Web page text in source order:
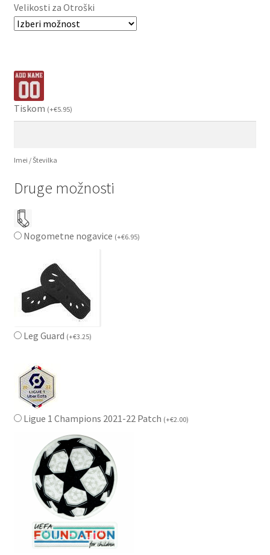
Velikosti za Otroški
Tiskom (+€5.95)
Imei / Številka
Druge možnosti
Nogometne nogavice (+€6.95)
Leg Guard (+€3.25)
Ligue 1 Champions 2021-22 Patch (+€2.00)